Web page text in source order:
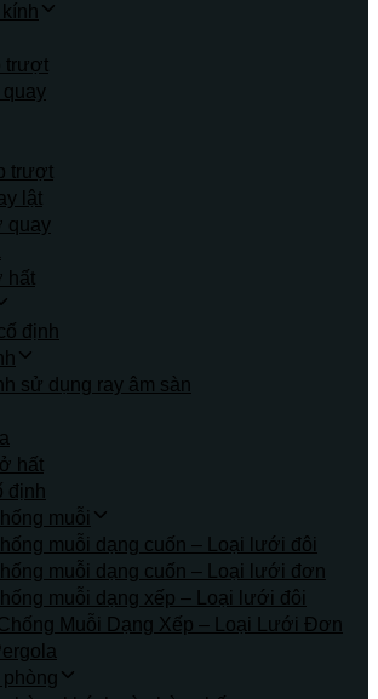
trượt
trượt
lật
quay
hất
định
sử dụng ray âm sàn
hất
định
muỗi
muỗi dạng cuốn – Loại lưới đôi
muỗi dạng cuốn – Loại lưới đơn
muỗi dạng xếp – Loại lưới đôi
Muỗi Dạng Xếp – Loại Lưới Đơn